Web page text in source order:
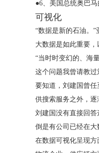
●6、美国总统奥巴
可视化
“数据是新的石油。”
大数据是如此重要
“当时时变幻的、海
这个问题我曾请教过
要知道，刘建国曾
供搜索服务之外，逐
刘建国没有直接回答
倒是有公司已经在
在数据可视化呈现